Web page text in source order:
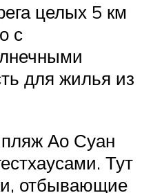
целых 5 км
с
для жилья из
Ао Суан
Тут
отбывающие